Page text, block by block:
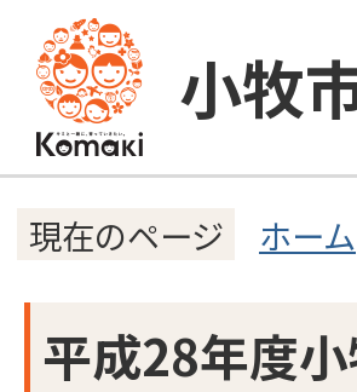
小牧
現在のページ ホーム
平成28年度